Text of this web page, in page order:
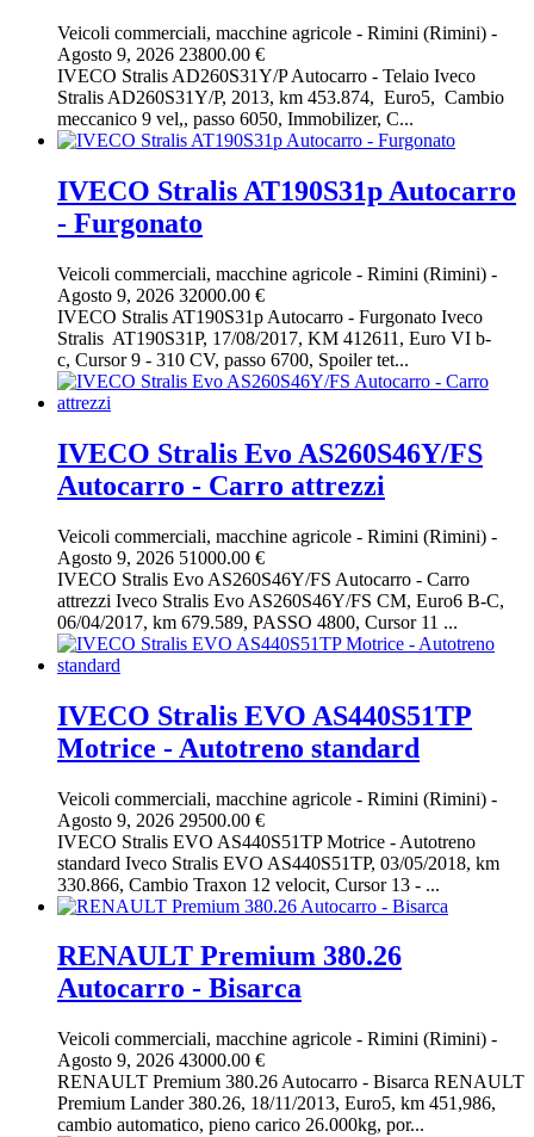
Veicoli commerciali, macchine agricole - Rimini (Rimini) -
Agosto 9, 2026 23800.00 €
IVECO Stralis AD260S31Y/P Autocarro - Telaio Iveco
Stralis AD260S31Y/P, 2013, km 453.874, Euro5, Cambio
meccanico 9 vel,, passo 6050, Immobilizer, C...
IVECO Stralis AT190S31p Autocarro
- Furgonato
Veicoli commerciali, macchine agricole - Rimini (Rimini) -
Agosto 9, 2026 32000.00 €
IVECO Stralis AT190S31p Autocarro - Furgonato Iveco
Stralis AT190S31P, 17/08/2017, KM 412611, Euro VI b-
c, Cursor 9 - 310 CV, passo 6700, Spoiler tet...
IVECO Stralis Evo AS260S46Y/FS
Autocarro - Carro attrezzi
Veicoli commerciali, macchine agricole - Rimini (Rimini) -
Agosto 9, 2026 51000.00 €
IVECO Stralis Evo AS260S46Y/FS Autocarro - Carro
attrezzi Iveco Stralis Evo AS260S46Y/FS CM, Euro6 B-C,
06/04/2017, km 679.589, PASSO 4800, Cursor 11 ...
IVECO Stralis EVO AS440S51TP
Motrice - Autotreno standard
Veicoli commerciali, macchine agricole - Rimini (Rimini) -
Agosto 9, 2026 29500.00 €
IVECO Stralis EVO AS440S51TP Motrice - Autotreno
standard Iveco Stralis EVO AS440S51TP, 03/05/2018, km
330.866, Cambio Traxon 12 velocit, Cursor 13 - ...
RENAULT Premium 380.26
Autocarro - Bisarca
Veicoli commerciali, macchine agricole - Rimini (Rimini) -
Agosto 9, 2026 43000.00 €
RENAULT Premium 380.26 Autocarro - Bisarca RENAULT
Premium Lander 380.26, 18/11/2013, Euro5, km 451,986,
cambio automatico, pieno carico 26.000kg, por...